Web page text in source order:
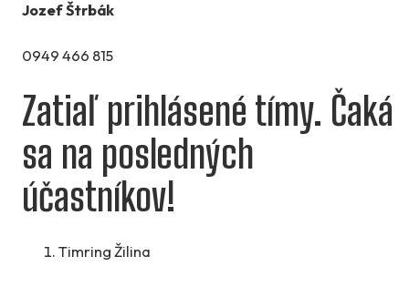
Jozef Štrbák
0949 466 815
Zatiaľ prihlásené tímy. Čaká
sa na posledných
účastníkov!
Timring Žilina